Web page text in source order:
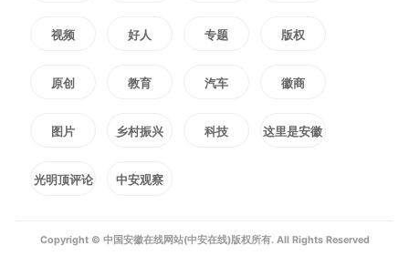
蜂法，觉得我们的技术麻烦。我们
就搞示范对比，让养殖户亲眼看到
通过卖蜜和蜂群收入达20万元，成
视频 好人 专题 版权
原创 教育 汽车 徽商
图片 乡村振兴 科技 这里是安徽
光明顶评论 中安观察
Copyright © 中国安徽在线网站(中安在线)版权所有. All Rights Reserved